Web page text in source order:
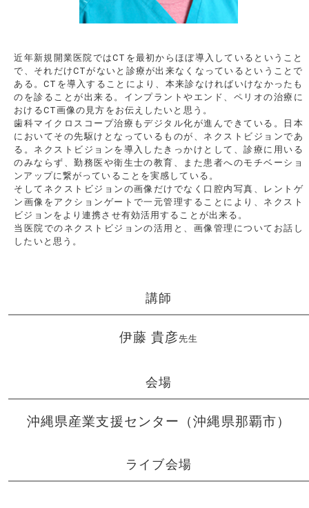
近年新規開業医院ではCTを最初からほぼ導入しているということ
で、それだけCTがないと診療が出来なくなっているということで
ある。CTを導入することにより、本来診なければいけなかったも
のを診ることが出来る。インプラントやエンド、ペリオの治療に
おけるCT画像の見方をお伝えしたいと思う。
歯科マイクロスコープ治療もデジタル化が進んできている。日本
においてその先駆けとなっているものが、ネクストビジョンであ
る。ネクストビジョンを導入したきっかけとして、診療に用いる
のみならず、勤務医や衛生士の教育、また患者へのモチベーショ
ンアップに繋がっていることを実感している。
そしてネクストビジョンの画像だけでなく口腔内写真、レントゲ
ン画像をアクションゲートで一元管理することにより、ネクスト
ビジョンをより連携させ有効活用することが出来る。
当医院でのネクストビジョンの活用と、画像管理についてお話し
したいと思う。
講師
伊藤 貴彦先生
会場
沖縄県産業支援センター（沖縄県那覇市）
ライブ会場